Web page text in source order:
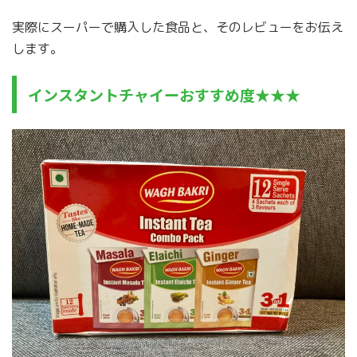
実際にスーパーで購入した食品と、そのレビューをお伝え
します。
インスタントチャイーおすすめ度★★★